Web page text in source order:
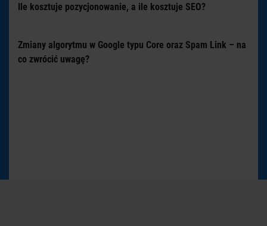
Ile kosztuje pozycjonowanie, a ile kosztuje SEO?
Zmiany algorytmu w Google typu Core oraz Spam Link – na
co zwrócić uwagę?